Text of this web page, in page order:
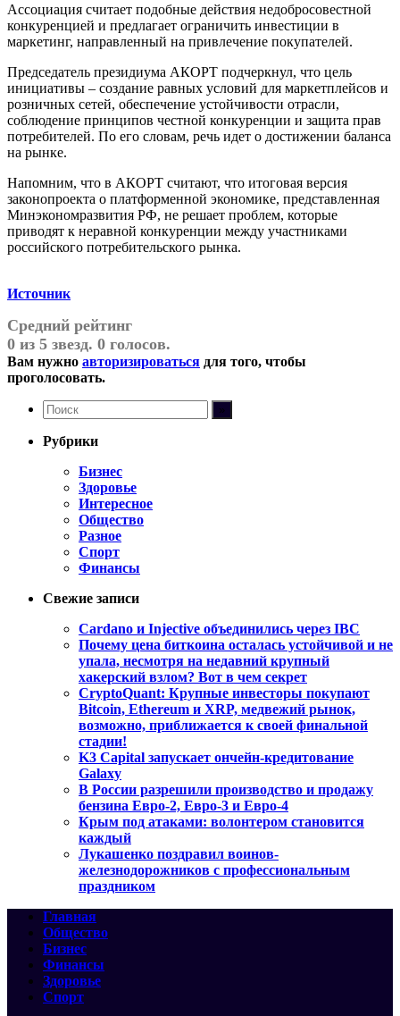
Ассоциация считает подобные действия недобросовестной
конкуренцией и предлагает ограничить инвестиции в
маркетинг, направленный на привлечение покупателей.
Председатель президиума АКОРТ подчеркнул, что цель
инициативы – создание равных условий для маркетплейсов и
розничных сетей, обеспечение устойчивости отрасли,
соблюдение принципов честной конкуренции и защита прав
потребителей. По его словам, речь идет о достижении баланса
на рынке.
Напомним, что в АКОРТ считают, что итоговая версия
законопроекта о платформенной экономике, представленная
Минэкономразвития РФ, не решает проблем, которые
приводят к неравной конкуренции между участниками
российского потребительского рынка.
Источник
Средний рейтинг
0 из 5 звезд. 0 голосов.
Вам нужно авторизироваться для того, чтобы
проголосовать.
Рубрики
Бизнес
Здоровье
Интересное
Общество
Разное
Спорт
Финансы
Свежие записи
Cardano и Injective объединились через IBC
Почему цена биткоина осталась устойчивой и не
упала, несмотря на недавний крупный
хакерский взлом? Вот в чем секрет
CryptoQuant: Крупные инвесторы покупают
Bitcoin, Ethereum и XRP, медвежий рынок,
возможно, приближается к своей финальной
стадии!
K3 Capital запускает ончейн-кредитование
Galaxy
В России разрешили производство и продажу
бензина Евро-2, Евро-3 и Евро-4
Крым под атаками: волонтером становится
каждый
Лукашенко поздравил воинов-
железнодорожников с профессиональным
праздником
Главная
Общество
Бизнес
Финансы
Здоровье
Спорт